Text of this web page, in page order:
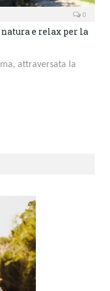
0
e relax per la
attraversata la